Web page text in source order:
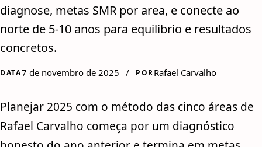
diagnose, metas SMR por area, e conecte ao
norte de 5-10 anos para equilibrio e resultados
concretos.
DATA7 de novembro de 2025 / PORRafael Carvalho
Planejar 2025 com o método das cinco áreas de
Rafael Carvalho começa por um diagnóstico